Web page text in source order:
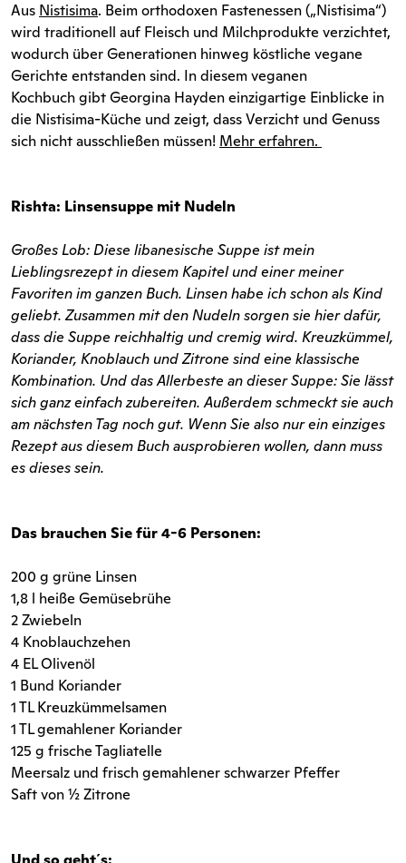
Aus Nistisima. Beim orthodoxen Fastenessen („Nistisima“)
wird traditionell auf Fleisch und Milchprodukte verzichtet,
wodurch über Generationen hinweg köstliche vegane
Gerichte entstanden sind. In diesem veganen
Kochbuch gibt Georgina Hayden einzigartige Einblicke in
die Nistisima-Küche und zeigt, dass Verzicht und Genuss
sich nicht ausschließen müssen! Mehr erfahren.
Rishta: Linsensuppe mit Nudeln
Großes Lob: Diese libanesische Suppe ist mein
Lieblingsrezept in diesem Kapitel und einer meiner
Favoriten im ganzen Buch. Linsen habe ich schon als Kind
geliebt. Zusammen mit den Nudeln sorgen sie hier dafür,
dass die Suppe reichhaltig und cremig wird. Kreuzkümmel,
Koriander, Knoblauch und Zitrone sind eine klassische
Kombination. Und das Allerbeste an dieser Suppe: Sie lässt
sich ganz einfach zubereiten. Außerdem schmeckt sie auch
am nächsten Tag noch gut. Wenn Sie also nur ein einziges
Rezept aus diesem Buch ausprobieren wollen, dann muss
es dieses sein.
Das brauchen Sie für 4-6 Personen:
200 g grüne Linsen
1,8 l heiße Gemüsebrühe
2 Zwiebeln
4 Knoblauchzehen
4 EL Olivenöl
1 Bund Koriander
1 TL Kreuzkümmelsamen
1 TL gemahlener Koriander
125 g frische Tagliatelle
Meersalz und frisch gemahlener schwarzer Pfeffer
Saft von ½ Zitrone